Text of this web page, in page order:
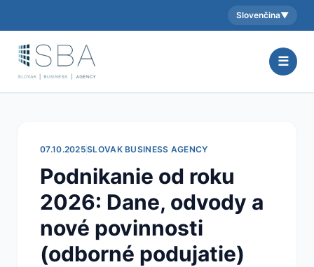
Aktuálny jazyk:
Slovenčina▼
☰
07.10.2025SLOVAK BUSINESS AGENCY
Podnikanie od roku
2026: Dane, odvody a
nové povinnosti
(odborné podujatie)